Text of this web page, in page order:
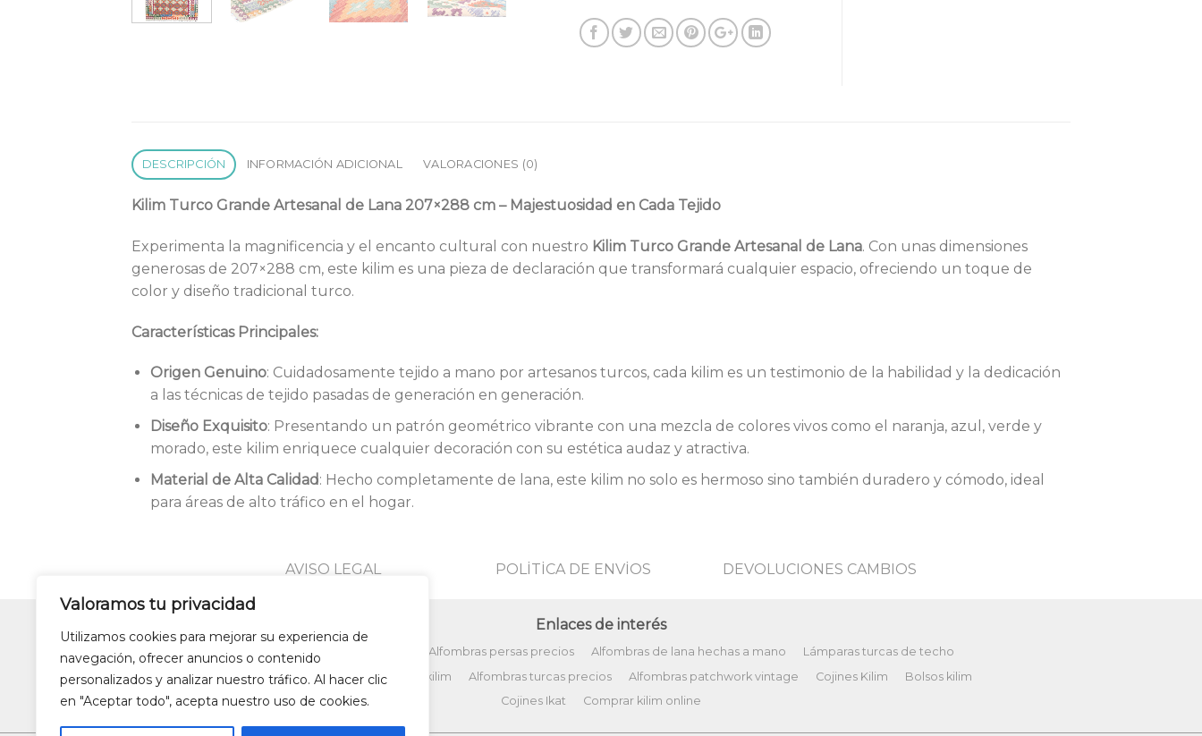
Valoramos tu privacidad
Utilizamos cookies para mejorar su experiencia de
navegación, ofrecer anuncios o contenido
personalizados y analizar nuestro tráfico. Al hacer clic
en "Aceptar todo", acepta nuestro uso de cookies.
DESCRIPCIÓN INFORMACIÓN ADICIONAL VALORACIONES (0)
Kilim Turco Grande Artesanal de Lana 207×288 cm – Majestuosidad en Cada Tejido
Experimenta la magnificencia y el encanto cultural con nuestro Kilim Turco Grande Artesanal de Lana. Con unas dimensiones
generosas de 207×288 cm, este kilim es una pieza de declaración que transformará cualquier espacio, ofreciendo un toque de
color y diseño tradicional turco.
Características Principales:
Origen Genuino: Cuidadosamente tejido a mano por artesanos turcos, cada kilim es un testimonio de la habilidad y la dedicación
a las técnicas de tejido pasadas de generación en generación.
Diseño Exquisito: Presentando un patrón geométrico vibrante con una mezcla de colores vivos como el naranja, azul, verde y
morado, este kilim enriquece cualquier decoración con su estética audaz y atractiva.
Material de Alta Calidad: Hecho completamente de lana, este kilim no solo es hermoso sino también duradero y cómodo, ideal
para áreas de alto tráfico en el hogar.
AVISO LEGAL POLİTİCA DE ENVİOS DEVOLUCIONES CAMBIOS
Enlaces de interés
Lámparas colgantes de diseño Alfombras persas precios Alfombras de lana hechas a mano
Lámparas turcas de techo
Alfombras de patchwork
Zapatos kilim Alfombras turcas precios Alfombras patchwork vintage Cojines Kilim
Bolsos kilim
Cojines Ikat
Comprar kilim online